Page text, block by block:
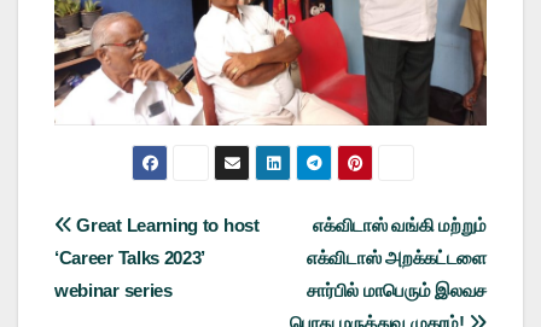
Post
navigation
எக்விடாஸ் வங்கி மற்றும்
எக்விடாஸ் அறக்கட்டளை
சார்பில் மாபெரும் இலவச
பொது மருத்துவ முகாம்!
Great Learning to host
‘Career Talks 2023’
webinar series